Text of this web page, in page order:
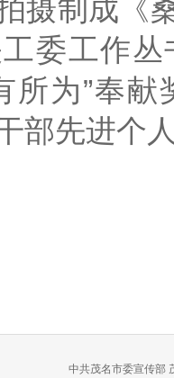
摄制成《
委工作
所为”奉
部先进个
中共茂名市委宣传部